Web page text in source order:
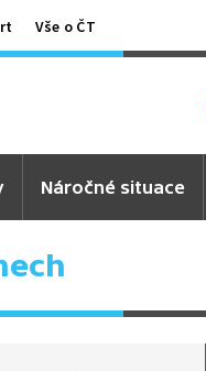
Vše o ČT
Náročné situace